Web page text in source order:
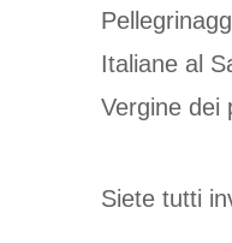
Italiane al
Vergine dei
Siete tutti